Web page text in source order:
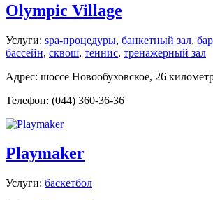
Olympic Village
Услуги: spa-процедуры, банкетный зал, бар
бассейн, сквош, теннис, тренажерный зал
Адрес: шоссе Новообуховское, 26
Телефон: (044) 360-36-36
Playmaker
Услуги: баскетбол